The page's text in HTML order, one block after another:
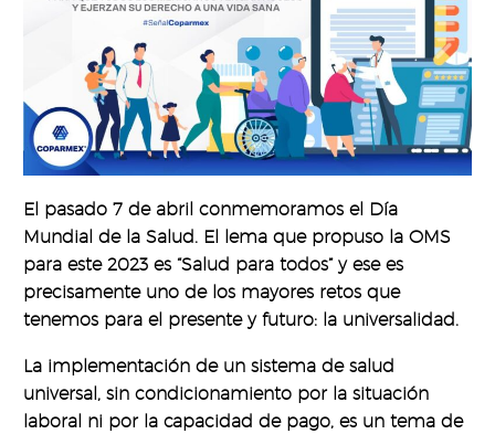
El pasado 7 de abril conmemoramos el Día
Mundial de la Salud. El lema que propuso la OMS
para este 2023 es “Salud para todos” y ese es
precisamente uno de los mayores retos que
tenemos para el presente y futuro: la universalidad.
La implementación de un sistema de salud
universal, sin condicionamiento por la situación
laboral ni por la capacidad de pago, es un tema de